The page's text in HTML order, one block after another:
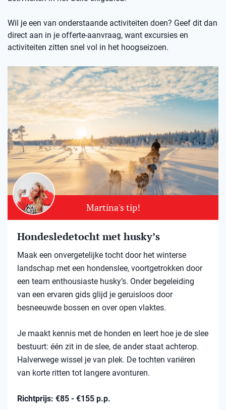
Wil je een van onderstaande activiteiten doen? Geef dit dan
direct aan in je offerte-aanvraag, want excursies en
activiteiten zitten snel vol in het hoogseizoen.
Martina's tip!
Hondesledetocht met husky’s
Maak een onvergetelijke tocht door het winterse
landschap met een hondenslee, voortgetrokken door
een team enthousiaste husky’s. Onder begeleiding
van een ervaren gids glijd je geruisloos door
besneeuwde bossen en over open vlaktes.
Je maakt kennis met de honden en leert hoe je de slee
bestuurt: één zit in de slee, de ander staat achterop.
Halverwege wissel je van plek. De tochten variëren
van korte ritten tot langere avonturen.
Richtprijs: €85 - €155 p.p.